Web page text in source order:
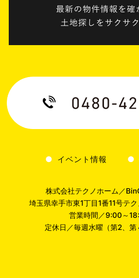
イベント情報
株式会社テクノホーム／
埼玉県幸手市東1丁目1番11号テ
営業時間／9:00～
定休日／毎週水曜（第2、第